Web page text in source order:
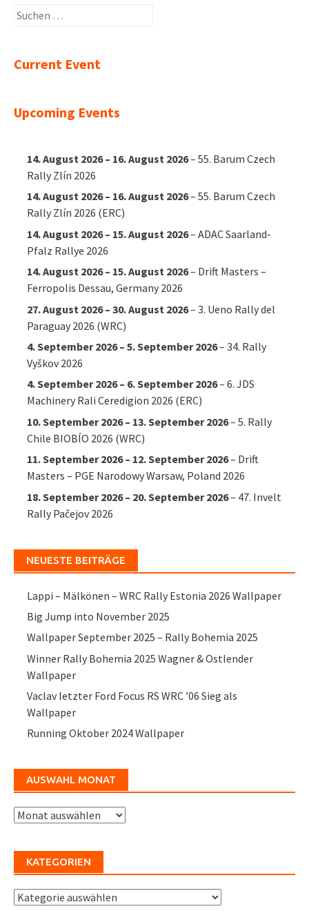
Suchen
Current Event
Upcoming Events
14. August 2026– 16. August 2026–55. Barum Czech
Rally Zlín 2026
14. August 2026– 16. August 2026–55. Barum Czech
Rally Zlín 2026 (ERC)
14. August 2026– 15. August 2026–ADAC Saarland-
Pfalz Rallye 2026
14. August 2026– 15. August 2026– Drift Masters –
Ferropolis Dessau, Germany 2026
27. August 2026– 30. August 2026–3. Ueno Rally del
Paraguay 2026 (WRC)
4. September 2026– 5. September 2026–34. Rally
Vyškov 2026
4. September 2026– 6. September 2026–6. JDS
Machinery Rali Ceredigion 2026 (ERC)
10. September 2026– 13. September 2026–5. Rally
Chile BIOBÍO 2026 (WRC)
11. September 2026– 12. September 2026– Drift
Masters – PGE Narodowy Warsaw, Poland 2026
18. September 2026– 20. September 2026– 47. Invelt
Rally Pačejov 2026
NEUESTE BEITRÄGE
Lappi – Mälkönen – WRC Rally Estonia 2026 Wallpaper
Big Jump into November 2025
Wallpaper September 2025 – Rally Bohemia 2025
Winner Rally Bohemia 2025 Wagner & Ostlender
Wallpaper
Vaclav letzter Ford Focus RS WRC ’06 Sieg als
Wallpaper
Running Oktober 2024 Wallpaper
AUSWAHL MONAT
Auswahl
KATEGORIEN
Kategorien